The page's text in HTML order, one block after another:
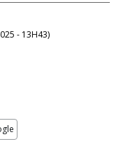
- 13H43)